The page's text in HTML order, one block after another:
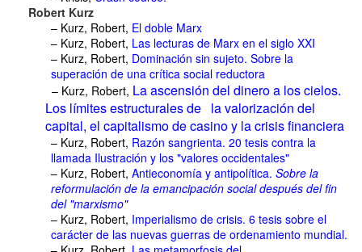
Robert Kurz
– Kurz, Robert, El doble Marx
– Kurz, Robert, Las lecturas de Marx en el siglo XXI
– Kurz, Robert, Dominación sin sujeto. Sobre la
superación de una crítica social reductora
– Kurz, Robert, La ascensión del dinero a los cielos.
Los límites estructurales de la valorización del
capital, el capitalismo de casino y la crisis financiera
– Kurz, Robert, Razón sangrienta. 20 tesis contra la
llamada Ilustración y los "valores occidentales"
– Kurz, Robert,Antieconomía y antipolítica.Sobre la
reformulación de la emancipación social después del fin
del "marxismo"
– Kurz, Robert, Imperialismo de crisis. 6 tesis sobre el
carácter de las nuevas guerras de ordenamiento mundial.